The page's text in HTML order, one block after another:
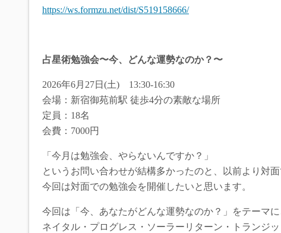
https://ws.formzu.net/dist/S519158666/
占星術勉強会〜今、どんな運勢なのか？〜
2026年6月27日(土) 13:30-16:30
会場：新宿御苑前駅 徒歩4分の素敵な場所
定員：18名
会費：7000円
「今月は勉強会、やらないんですか？」
というお問い合わせが結構多かったのと、以前より対
今回は対面での勉強会を開催したいと思います。
今回は「今、あなたがどんな運勢なのか？」をテーマに
ネイタル・プログレス・ソーラーリターン・トランジッ